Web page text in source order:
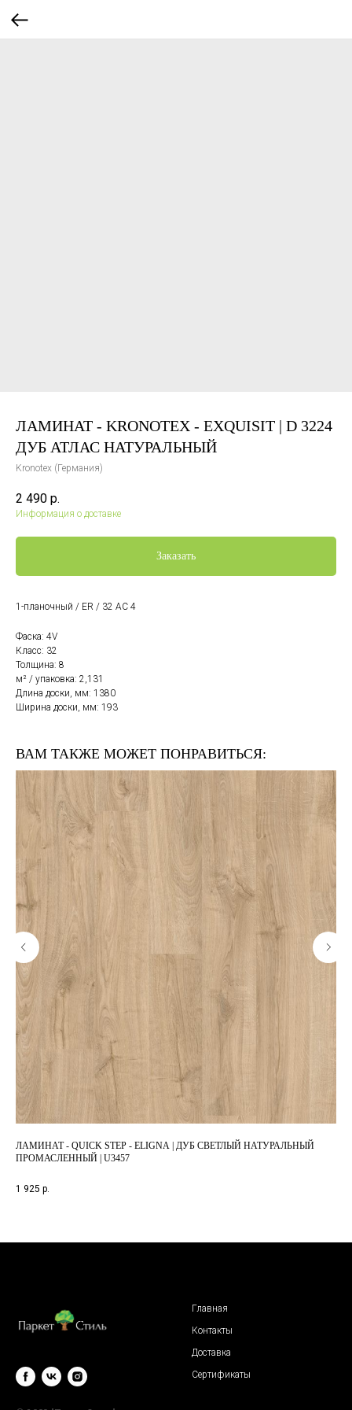
ЛАМИНАТ - KRONOTEX - EXQUISIT | D 3224
ДУБ АТЛАС НАТУРАЛЬНЫЙ
Kronotex (Германия)
2 490 р.
Информация о доставке
Заказать
1-планочный / ER / 32 AC 4
Фаска: 4V
Класс: 32
Толщина: 8
м² / упаковка: 2,131
Длина доски, мм: 1380
Ширина доски, мм: 193
ВАМ ТАКЖЕ МОЖЕТ ПОНРАВИТЬСЯ:
ЛАМИНАТ - QUICK STEP - ELIGNA | ДУБ СВЕТЛЫЙ НАТУРАЛЬНЫЙ
ПРОМАСЛЕННЫЙ | U3457
1 925 р.
Главная
Контакты
Доставка
Сертификаты